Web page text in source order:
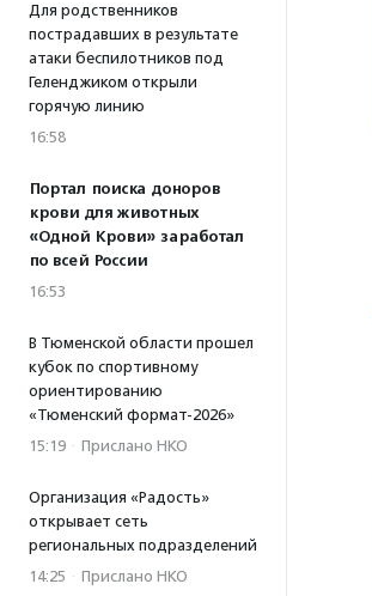
Для родственников
пострадавших в результате
атаки беспилотников под
Геленджиком открыли
горячую линию
16:58
Портал поиска доноров
крови для животных
«Одной Крови» заработал
по всей России
16:53
В Тюменской области прошел
кубок по спортивному
ориентированию
«Тюменский формат-2026»
15:19 · Прислано НКО
Организация «Радость»
открывает сеть
региональных подразделений
14:25 · Прислано НКО